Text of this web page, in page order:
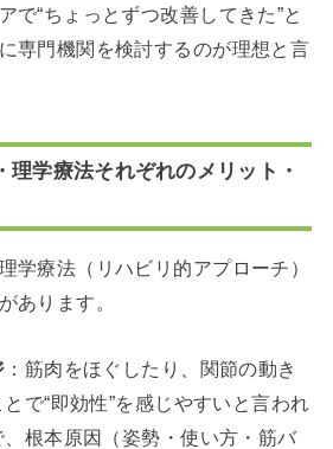
で“ちょっとずつ改善してきた”と
専門機関を検討するのが理想と言
理学療法それぞれのメリット・
学療法（リハビリ的アプローチ）
あります。
：筋肉をほぐしたり、関節の動き
で“即効性”を感じやすいと言われ
根本原因（姿勢・使い方・筋バ